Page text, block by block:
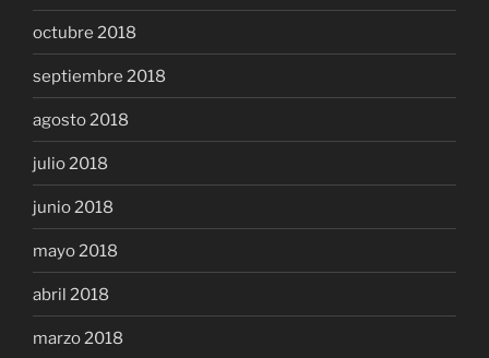
octubre 2018
septiembre 2018
agosto 2018
julio 2018
junio 2018
mayo 2018
abril 2018
marzo 2018